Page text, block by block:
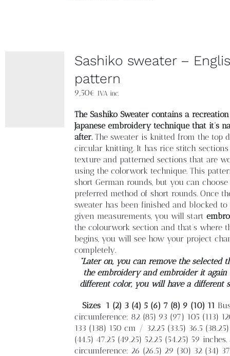
Sashiko sweater –
pattern
9,50€ IVA inc.
The Sashiko Sweater contains a
Japanese embroidery technique that it’s
after.The sweater is knitted from the top
circular knitting. It has rice stitch
texture and patterned sections that are
using the colorwork technique. This
short German rounds, but you can
preferred method of short rounds. Once
sweater has been finished and blocked to
given measurements, you will start
the colourwork section and that’s where
begins, you will see how your project
completely.
“Later on, you can remove the selected
the embroidery and embroider it
different color, you will have a different
Sizes 1 (2) 3 (4) 5 (6) 7 (8) 9 (10) 11
circumference: 82 (85) 93 (97) 105 (113)
133 (138) 150 cm / 32.25 (33.5) 36.5
(44.5) 47.25 (49.25) 52.25 (54.25) 59 inches.
circumference: 26 (26.5) 29 (30) 32 (34)